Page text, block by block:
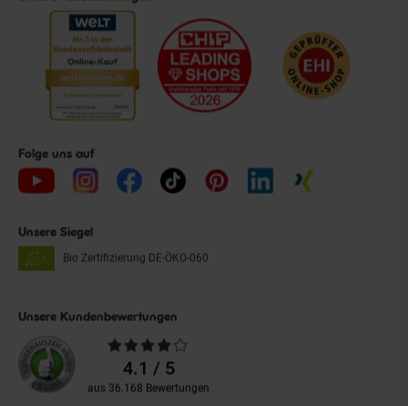
Folge uns auf
Unsere Siegel
Bio Zertifizierung DE-ÖKO-060
Unsere Kundenbewertungen
Durchschnittliche
Bewertungen4.1 / 5
aus 36.168 Bewertungen